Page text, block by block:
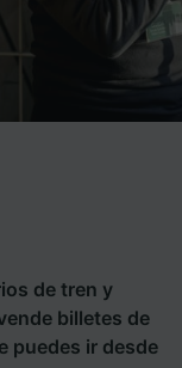
de tren y
billetes de
puedes ir desde